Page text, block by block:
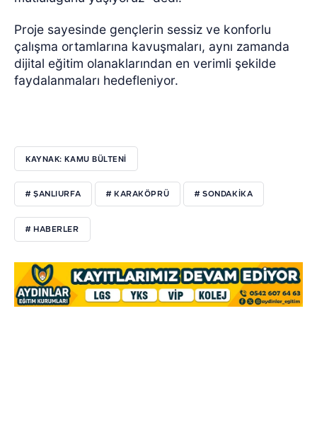
Proje sayesinde gençlerin sessiz ve konforlu
çalışma ortamlarına kavuşmaları, aynı zamanda
dijital eğitim olanaklarından en verimli şekilde
faydalanmaları hedefleniyor.
KAYNAK: KAMU BÜLTENİ
# ŞANLIURFA # KARAKÖPRÜ # SONDAKIKA
# HABERLER